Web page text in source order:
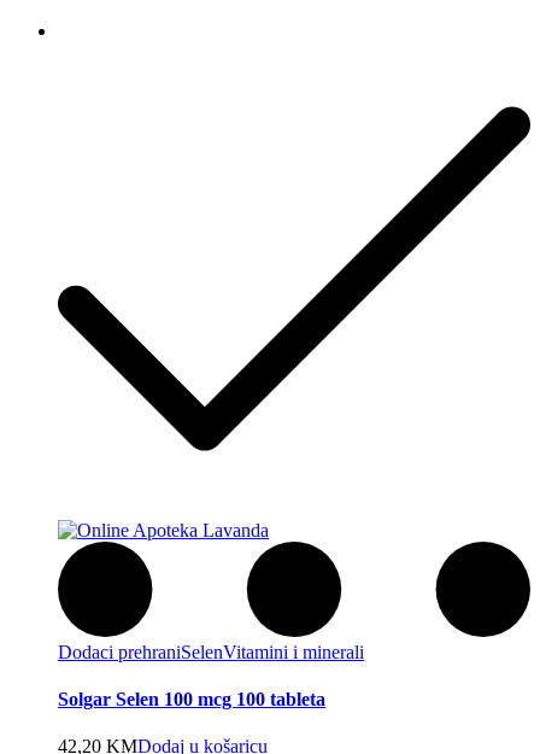
Dodaci prehraniSelenVitamini i minerali
Solgar Selen 100 mcg 100 tableta
42,20 KMDodaj u košaricu